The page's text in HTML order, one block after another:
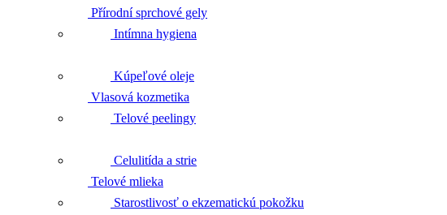
Vlasová kozmetika
Telové mlieka
Starostlivosť o ruky a nohy
Intímna hygiena
Kúpeľové oleje
Telové peelingy
Celulitída a strie
Starostlivosť o ekzematickú pokožku